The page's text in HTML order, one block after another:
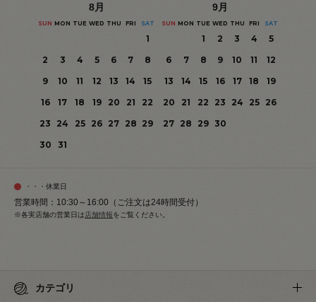
8月
SUN MON TUE WED THU FRI SAT
1
2
3 4 5 6 7
8
9
10 11 12 13 14
15
16
17 18 19 20 21
22
23
24 25 26 27 28 29
30
31
9月
SUN MON TUE WED THU FRI SAT
1 2 3 4
5
6
7 8 9 10 11
12
13
14 15 16 17 18
19
20
21 22 23 24 25
26
27 28 29 30
・・・休業日
営業時間：10:30～16:00（ご注文は24時間受付）
※各実店舗の営業日は 店舗情報をご覧ください。
カテゴリ